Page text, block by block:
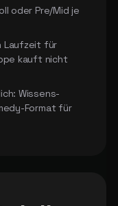
oder Pre/Mid je
Laufzeit für
kauft nicht
Wissens-
Format für